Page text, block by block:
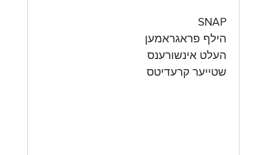
SNAP
הילף פראגראמען
העלט אינשורענס
שטייער קרעדיטס